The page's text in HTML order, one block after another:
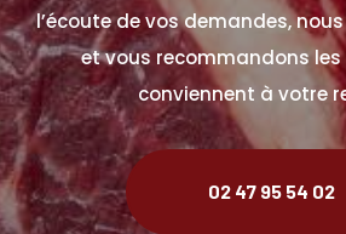
l’écoute de vos demandes,
et vous recommandons
conviennent à votre
02 47 95 54 02